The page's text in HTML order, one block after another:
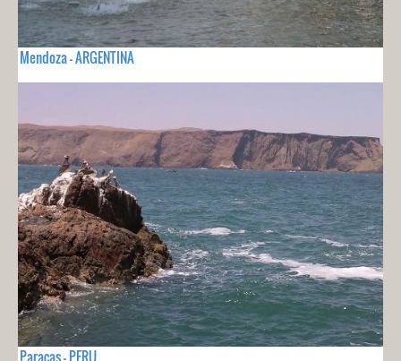
Mendoza - ARGENTINA
Paracas - PERU